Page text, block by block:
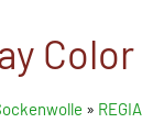
Color
»